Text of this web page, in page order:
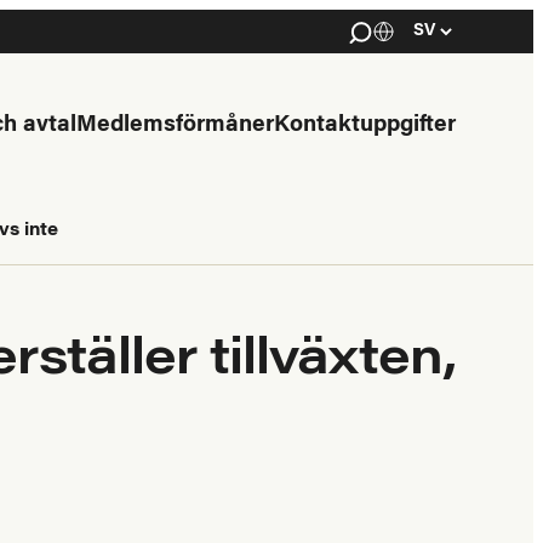
Haku
Kielivalinta
Select
avtalMedlemsförmånerKontaktuppgifter
inte
tillväxten,